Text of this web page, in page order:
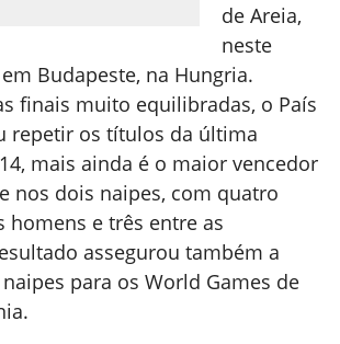
de Areia,
neste
Budapeste, na Hungria.
finais muito equilibradas, o País
repetir os títulos da última
mais ainda é o maior vencedor
nos dois naipes, com quatro
homens e três entre as
assegurou também a
para os World Games de